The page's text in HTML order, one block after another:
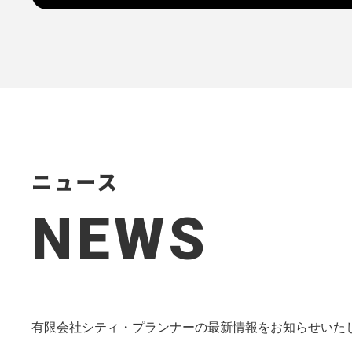
ニュース
NEWS
有限会社シティ・プランナーの最新情報をお知らせいた